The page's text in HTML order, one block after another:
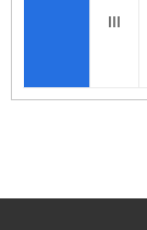
III